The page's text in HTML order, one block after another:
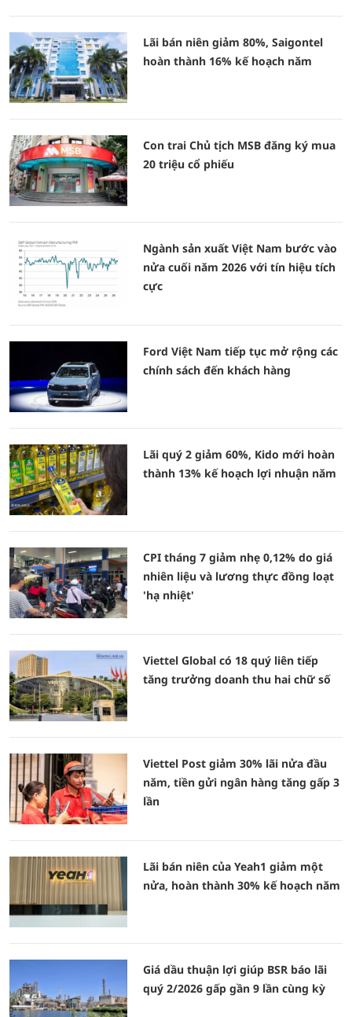
Lãi bán niên giảm 80%, Saigontel
hoàn thành 16% kế hoạch năm
Con trai Chủ tịch MSB đăng ký mua
20 triệu cổ phiếu
Ngành sản xuất Việt Nam bước vào
nửa cuối năm 2026 với tín hiệu tích
cực
Ford Việt Nam tiếp tục mở rộng các
chính sách đến khách hàng
Lãi quý 2 giảm 60%, Kido mới hoàn
thành 13% kế hoạch lợi nhuận năm
CPI tháng 7 giảm nhẹ 0,12% do giá
nhiên liệu và lương thực đồng loạt
'hạ nhiệt'
Viettel Global có 18 quý liên tiếp
tăng trưởng doanh thu hai chữ số
Viettel Post giảm 30% lãi nửa đầu
năm, tiền gửi ngân hàng tăng gấp 3
lần
Lãi bán niên của Yeah1 giảm một
nửa, hoàn thành 30% kế hoạch năm
Giá dầu thuận lợi giúp BSR báo lãi
quý 2/2026 gấp gần 9 lần cùng kỳ